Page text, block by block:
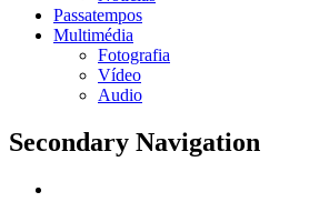
Passatempos
Multimédia
Fotografia
Vídeo
Audio
Secondary Navigation